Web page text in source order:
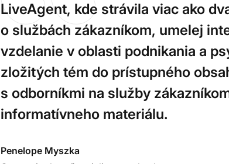
LiveAgent, kde strávila viac ako
o službách zákazníkom, umelej
vzdelanie v oblasti podnikania a
zložitých tém do prístupného
s odborníkmi na služby
informatívneho materiálu.
Penelope Myszka